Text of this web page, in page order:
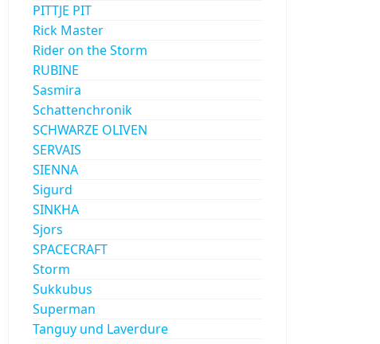
PITTJE PIT
Rick Master
Rider on the Storm
RUBINE
Sasmira
Schattenchronik
SCHWARZE OLIVEN
SERVAIS
SIENNA
Sigurd
SINKHA
Sjors
SPACECRAFT
Storm
Sukkubus
Superman
Tanguy und Laverdure